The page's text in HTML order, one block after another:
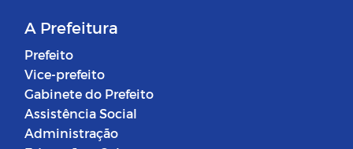
A Prefeitura
Prefeito
Vice-prefeito
Gabinete do Prefeito
Assistência Social
Administração